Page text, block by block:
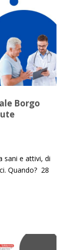
Borgo
sani e attivi, di
Quando? 28